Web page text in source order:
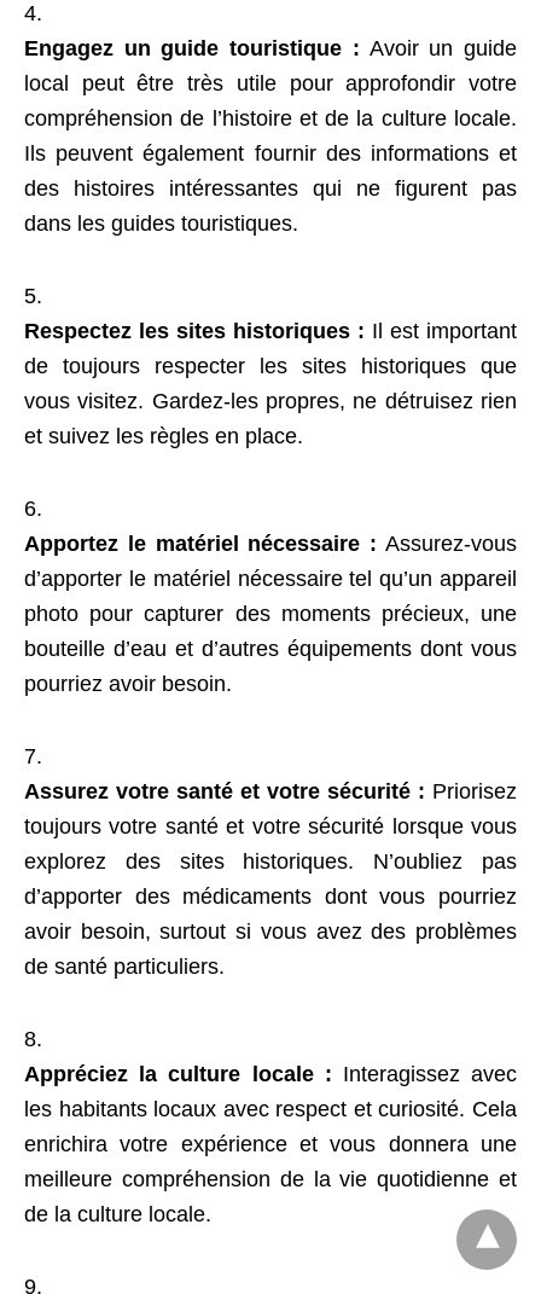
Engagez un guide touristique : Avoir un guide
local peut être très utile pour approfondir votre
compréhension de l’histoire et de la culture locale.
Ils peuvent également fournir des informations et
des histoires intéressantes qui ne figurent pas
dans les guides touristiques.
Respectez les sites historiques : Il est important
de toujours respecter les sites historiques que
vous visitez. Gardez-les propres, ne détruisez rien
et suivez les règles en place.
Apportez le matériel nécessaire : Assurez-vous
d’apporter le matériel nécessaire tel qu’un appareil
photo pour capturer des moments précieux, une
bouteille d’eau et d’autres équipements dont vous
pourriez avoir besoin.
Assurez votre santé et votre sécurité : Priorisez
toujours votre santé et votre sécurité lorsque vous
explorez des sites historiques. N’oubliez pas
d’apporter des médicaments dont vous pourriez
avoir besoin, surtout si vous avez des problèmes
de santé particuliers.
Appréciez la culture locale : Interagissez avec
les habitants locaux avec respect et curiosité. Cela
enrichira votre expérience et vous donnera une
meilleure compréhension de la vie quotidienne et
de la culture locale.